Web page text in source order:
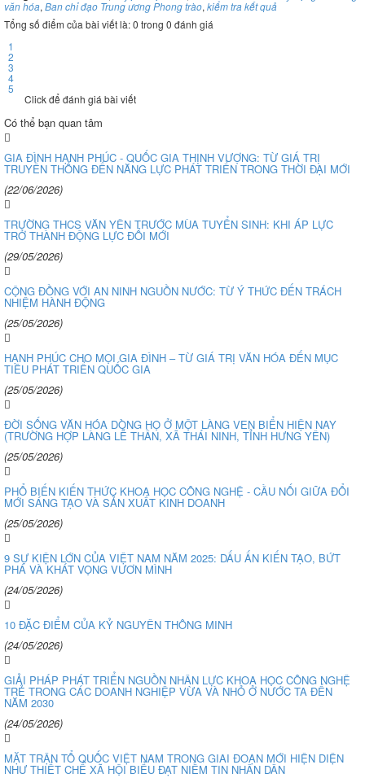
văn hóa, Ban chỉ đạo Trung ương Phong trào, kiểm tra kết quả
Tổng số điểm của bài viết là: 0 trong 0 đánh giá
1
2
3
4
5
Click để đánh giá bài viết
Có thể bạn quan tâm
GIA ĐÌNH HẠNH PHÚC - QUỐC GIA THỊNH VƯỢNG: TỪ GIÁ TRỊ
TRUYỀN THỐNG ĐẾN NĂNG LỰC PHÁT TRIỂN TRONG THỜI ĐẠI MỚI
(22/06/2026)
TRƯỜNG THCS VĂN YÊN TRƯỚC MÙA TUYỂN SINH: KHI ÁP LỰC
TRỞ THÀNH ĐỘNG LỰC ĐỔI MỚI
(29/05/2026)
CỘNG ĐỒNG VỚI AN NINH NGUỒN NƯỚC: TỪ Ý THỨC ĐẾN TRÁCH
NHIỆM HÀNH ĐỘNG
(25/05/2026)
HẠNH PHÚC CHO MỌI GIA ĐÌNH – TỪ GIÁ TRỊ VĂN HÓA ĐẾN MỤC
TIÊU PHÁT TRIỂN QUỐC GIA
(25/05/2026)
ĐỜI SỐNG VĂN HÓA DÒNG HỌ Ở MỘT LÀNG VEN BIỂN HIỆN NAY
(TRƯỜNG HỢP LÀNG LỄ THẦN, XÃ THÁI NINH, TỈNH HƯNG YÊN)
(25/05/2026)
PHỔ BIẾN KIẾN THỨC KHOA HỌC CÔNG NGHỆ - CẦU NỐI GIỮA ĐỔI
MỚI SÁNG TẠO VÀ SẢN XUẤT KINH DOANH
(25/05/2026)
9 SỰ KIỆN LỚN CỦA VIỆT NAM NĂM 2025: DẤU ẤN KIẾN TẠO, BỨT
PHÁ VÀ KHÁT VỌNG VƯƠN MÌNH
(24/05/2026)
10 ĐẶC ĐIỂM CỦA KỶ NGUYÊN THÔNG MINH
(24/05/2026)
GIẢI PHÁP PHÁT TRIỂN NGUỒN NHÂN LỰC KHOA HỌC CÔNG NGHỆ
TRẺ TRONG CÁC DOANH NGHIỆP VỪA VÀ NHỎ Ở NƯỚC TA ĐẾN
NĂM 2030
(24/05/2026)
MẶT TRẬN TỔ QUỐC VIỆT NAM TRONG GIAI ĐOẠN MỚI HIỆN DIỆN
NHƯ THIẾT CHẾ XÃ HỘI BIỂU ĐẠT NIỀM TIN NHÂN DÂN